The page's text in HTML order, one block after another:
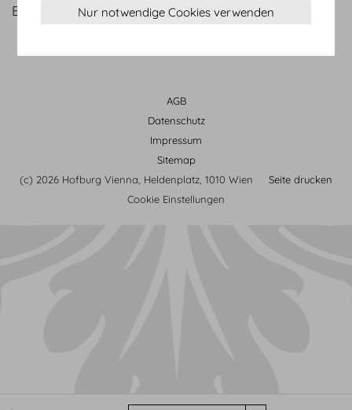
Events in der Zukunft zu sehen.
AGB
Datenschutz
Impressum
Sitemap
(c) 2026 Hofburg Vienna, Heldenplatz, 1010 Wien
Seite drucken
Cookie Einstellungen
Nur notwendige Cookies verwenden